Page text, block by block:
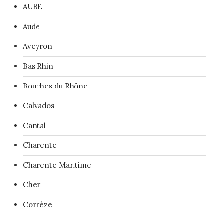
AUBE
Aude
Aveyron
Bas Rhin
Bouches du Rhône
Calvados
Cantal
Charente
Charente Maritime
Cher
Corrèze